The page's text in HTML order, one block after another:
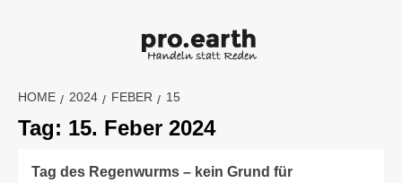
HOME 2024 FEBER 15
Tag: 15. Feber 2024
Tag des Regenwurms – kein Grund für